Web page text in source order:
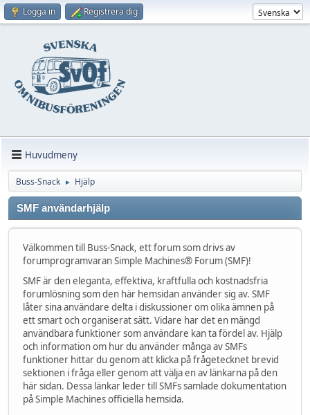
Logga in Registrera dig
Huvudmeny
Buss-Snack ► Hjälp
SMF användarhjälp
Välkommen till Buss-Snack, ett forum som drivs av
forumprogramvaran Simple Machines® Forum (SMF)!
SMF är den eleganta, effektiva, kraftfulla och kostnadsfria
forumlösning som den här hemsidan använder sig av. SMF
låter sina användare delta i diskussioner om olika ämnen på
ett smart och organiserat sätt. Vidare har det en mängd
användbara funktioner som användare kan ta fördel av. Hjälp
och information om hur du använder många av SMFs
funktioner hittar du genom att klicka på frågetecknet brevid
sektionen i fråga eller genom att välja en av länkarna på den
här sidan. Dessa länkar leder till SMFs samlade dokumentation
på Simple Machines officiella hemsida.